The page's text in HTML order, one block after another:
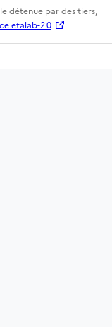
détenue par des tiers,
etalab-2.0